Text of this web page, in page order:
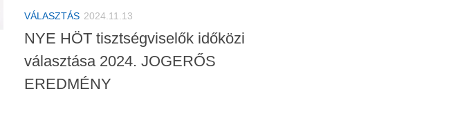
VÁLASZTÁS 2024.11.13
NYE HÖT tisztségviselők időközi
választása 2024. JOGERŐS
EREDMÉNY